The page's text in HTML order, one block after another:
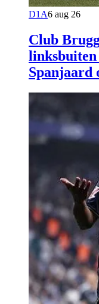
D1A6 aug 26
Club
Spanjaard